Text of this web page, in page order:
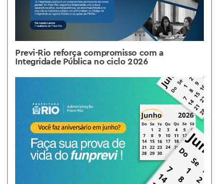
Previ-Rio reforça compromisso com a
Integridade Pública no ciclo 2026